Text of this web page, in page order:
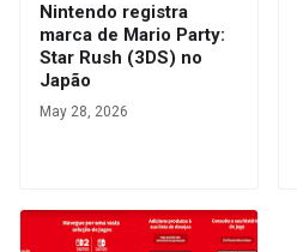
Nintendo registra
marca de Mario Party:
Star Rush (3DS) no
Japão
May 28, 2026